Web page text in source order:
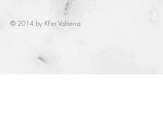
© 2014 by KFer Valtierra